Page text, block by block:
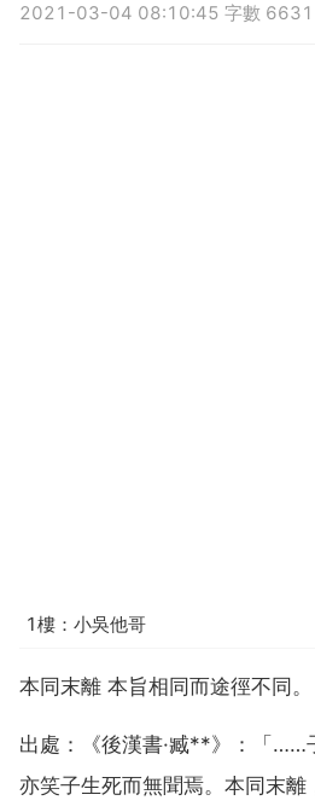
2021-03-04 08:10:45 字數 6631
1樓：小吳他哥
本同末離 本旨相同而途徑不同。
出處：《後漢書·臧**》：「……
亦笑子生死而無聞焉。本同末離